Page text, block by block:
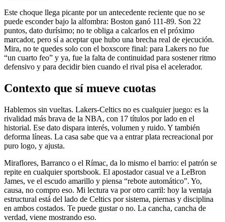
Este choque llega picante por un antecedente reciente que no se
puede esconder bajo la alfombra: Boston ganó 111-89. Son 22
puntos, dato durísimo; no te obliga a calcarlos en el próximo
marcador, pero sí a aceptar que hubo una brecha real de ejecución.
Mira, no te quedes solo con el boxscore final: para Lakers no fue
“un cuarto feo” y ya, fue la falta de continuidad para sostener ritmo
defensivo y para decidir bien cuando el rival pisa el acelerador.
Contexto que sí mueve cuotas
Hablemos sin vueltas. Lakers-Celtics no es cualquier juego: es la
rivalidad más brava de la NBA, con 17 títulos por lado en el
historial. Ese dato dispara interés, volumen y ruido. Y también
deforma líneas. La casa sabe que va a entrar plata recreacional por
puro logo, y ajusta.
Miraflores, Barranco o el Rímac, da lo mismo el barrio: el patrón se
repite en cualquier sportsbook. El apostador casual ve a LeBron
James, ve el escudo amarillo y piensa “rebote automático”. Yo,
causa, no compro eso. Mi lectura va por otro carril: hoy la ventaja
estructural está del lado de Celtics por sistema, piernas y disciplina
en ambos costados. Te puede gustar o no. La cancha, cancha de
verdad, viene mostrando eso.